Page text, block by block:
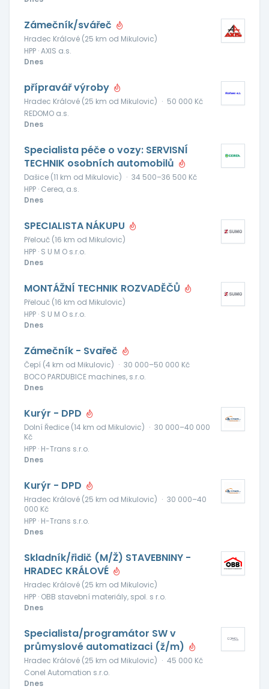
Zámečník/svářeč
Hradec Králové (25 km od Mikulovic)
HPP · AXIS a.s.
Dnes
přípravář výroby
Hradec Králové (25 km od Mikulovic) · 50 000 Kč
REDOMO a.s.
Dnes
Specialista péče o vozy: SERVISNÍ
TECHNIK osobních automobilů
Dašice (11 km od Mikulovic) · 34 500–36 500 Kč
HPP · Cerea, a.s.
Dnes
SPECIALISTA NÁKUPU
Přelouč (16 km od Mikulovic)
HPP · S U M O s.r.o.
Dnes
MONTÁŽNÍ TECHNIK ROZVADĚČŮ
Přelouč (16 km od Mikulovic)
HPP · S U M O s.r.o.
Dnes
Zámečník - Svařeč
Čepí (4 km od Mikulovic) · 30 000–50 000 Kč
BOCO PARDUBICE machines, s.r.o.
Dnes
Kurýr - DPD
Dolní Ředice (14 km od Mikulovic) · 30 000–40 000
Kč
HPP · H-Trans s.r.o.
Dnes
Kurýr - DPD
Hradec Králové (25 km od Mikulovic) · 30 000–40
000 Kč
HPP · H-Trans s.r.o.
Dnes
Skladník/řidič (M/Ž) STAVEBNINY -
HRADEC KRÁLOVÉ
Hradec Králové (25 km od Mikulovic)
HPP · OBB stavební materiály, spol. s r.o.
Dnes
Specialista/programátor SW v
průmyslové automatizaci (ž/m)
Hradec Králové (25 km od Mikulovic) · 45 000 Kč
Conel Automation s.r.o.
Dnes